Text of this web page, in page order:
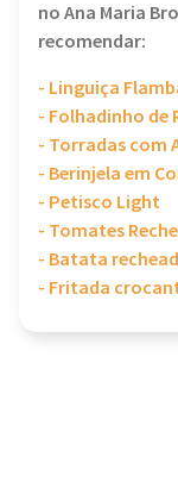
no Ana Maria
recomendar:
- Linguiça
- Folhadinho de
- Torradas com
- Berinjela em
- Petisco Light
- Tomates
- Batata
- Fritada